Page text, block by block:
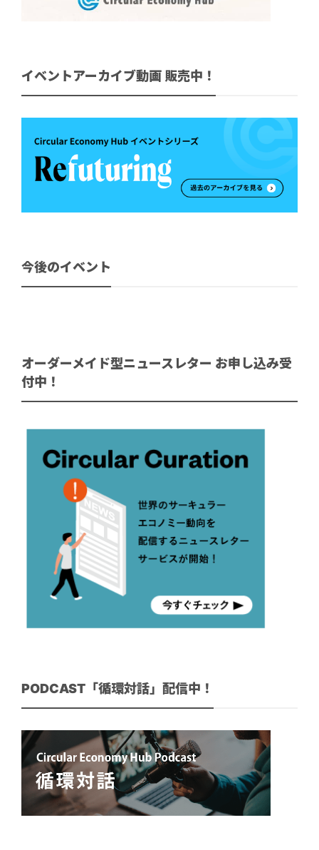
イベントアーカイブ動画 販売中！
今後のイベント
オーダーメイド型ニュースレター お申し込み受
付中！
PODCAST「循環対話」配信中！